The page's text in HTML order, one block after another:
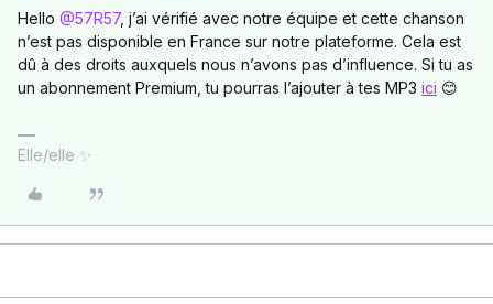
Hello @57R57, j’ai vérifié avec notre équipe et cette chanson
n’est pas disponible en France sur notre plateforme. Cela est
dû à des droits auxquels nous n’avons pas d’influence. Si tu as
un abonnement Premium, tu pourras l’ajouter à tes MP3 ici 😊
Elle/elle ✨